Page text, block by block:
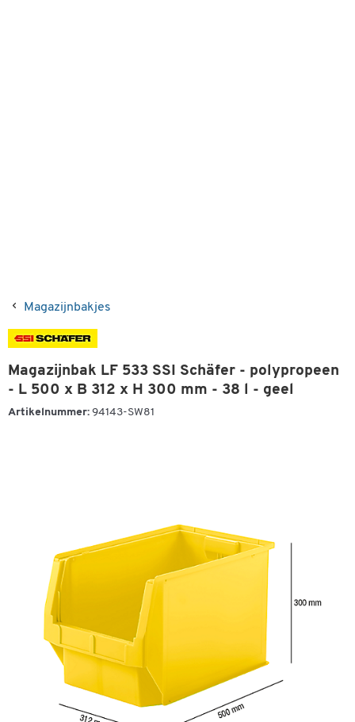
Magazijnbakjes
Magazijnbak LF 533 SSI Schäfer - polypropeen
- L 500 x B 312 x H 300 mm - 38 l - geel
Artikelnummer: 94143-SW81